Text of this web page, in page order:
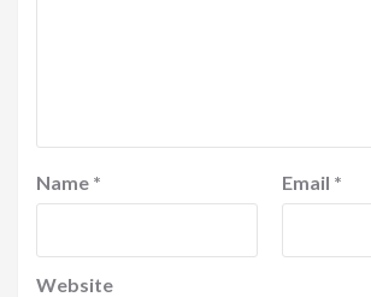
Name * Email *
Website